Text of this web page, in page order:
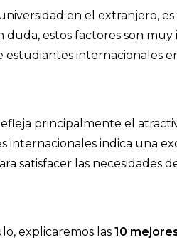
en el extranjero,
duda, estos factores son
estudiantes internacionales
principalmente el
internacionales indica una
satisfacer las necesidades
explicaremos las 10